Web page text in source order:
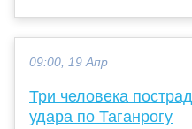
09:00, 19 Апр
Три человека
удара по Таганрогу